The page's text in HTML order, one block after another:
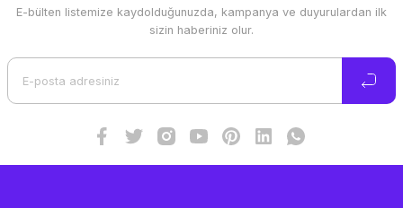
E-bülten listemize kaydolduğunuzda, kampanya ve duyurulardan ilk
sizin haberiniz olur.